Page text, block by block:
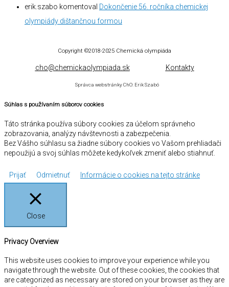
erik.szabo komentoval Dokončenie 56. ročníka chemickej
olympiády dištančnou formou
Copyright ©2018-2025 Chemická olympiáda
cho@chemickaolympiada.sk Kontakty
Správca webstránky ChO: Erik Szabó
Súhlas s používaním súborov cookies
Táto stránka používa súbory cookies za účelom správneho
zobrazovania, analýzy návštevnosti a zabezpečenia.
Bez Vášho súhlasu sa žiadne súbory cookies vo Vašom prehliadači
nepoužijú a svoj súhlas môžete kedykoľvek zmeniť alebo stiahnuť.
Prijať Odmietnuť Informácie o cookies na tejto stránke
Close
Privacy Overview
This website uses cookies to improve your experience while you
navigate through the website. Out of these cookies, the cookies that
are categorized as necessary are stored on your browser as they are